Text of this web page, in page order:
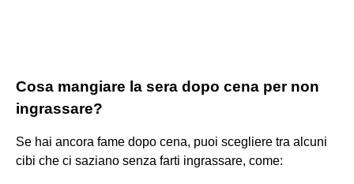
Cosa mangiare la sera dopo cena per non
ingrassare?
Se hai ancora fame dopo cena, puoi scegliere tra alcuni
cibi che ci saziano senza farti ingrassare, come: